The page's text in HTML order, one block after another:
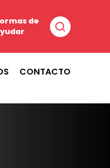
de
CONTACTO